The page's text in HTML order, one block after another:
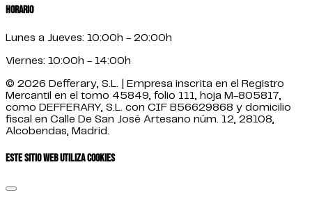
Horario
Lunes a Jueves: 10:00h - 20:00h
Viernes: 10:00h - 14:00h
© 2026 Defferary, S.L. | Empresa inscrita en el Registro
Mercantil en el tomo 45849, folio 111, hoja M-805817,
como DEFFERARY, S.L. con CIF B56629868 y domicilio
fiscal en Calle De San José Artesano núm. 12, 28108,
Alcobendas, Madrid.
Este sitio web utiliza cookies